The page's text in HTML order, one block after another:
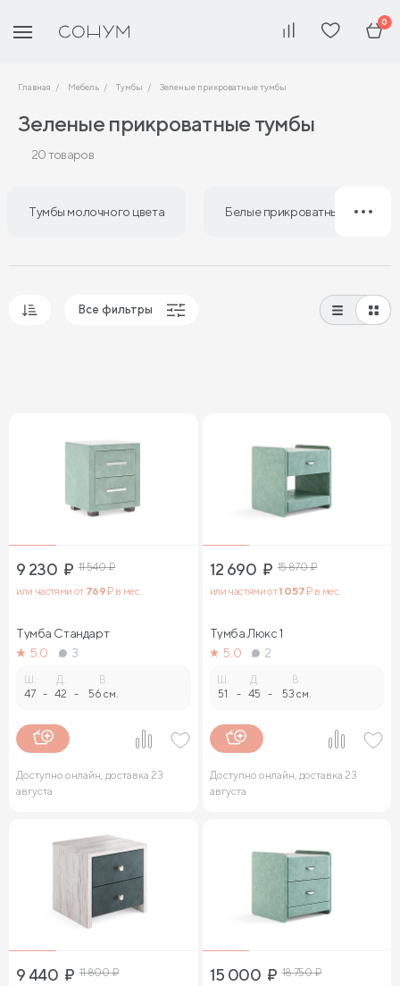
0
Главная Мебель Тумбы Зеленые прикроватные тумбы
Зеленые прикроватные тумбы
20 товаров
Тумбы молочного цвета Белые прикроватные тумбы
Все фильтры
9 230 ₽ 11 540₽
или частями от 769₽ в мес.
Тумба Стандарт
5.0
3
Ш.
47 -
Д.
42 -
В.
56 см.
Доступно онлайн, доставка 23
августа
12 690 ₽ 15 870₽
или частями от1 057₽ в мес.
Тумба Люкс 1
5.0
2
Ш.
51 -
Д.
45 -
В.
53 см.
Доступно онлайн, доставка 23
августа
9 440 ₽ 11 800₽
15 000 ₽ 18 750₽